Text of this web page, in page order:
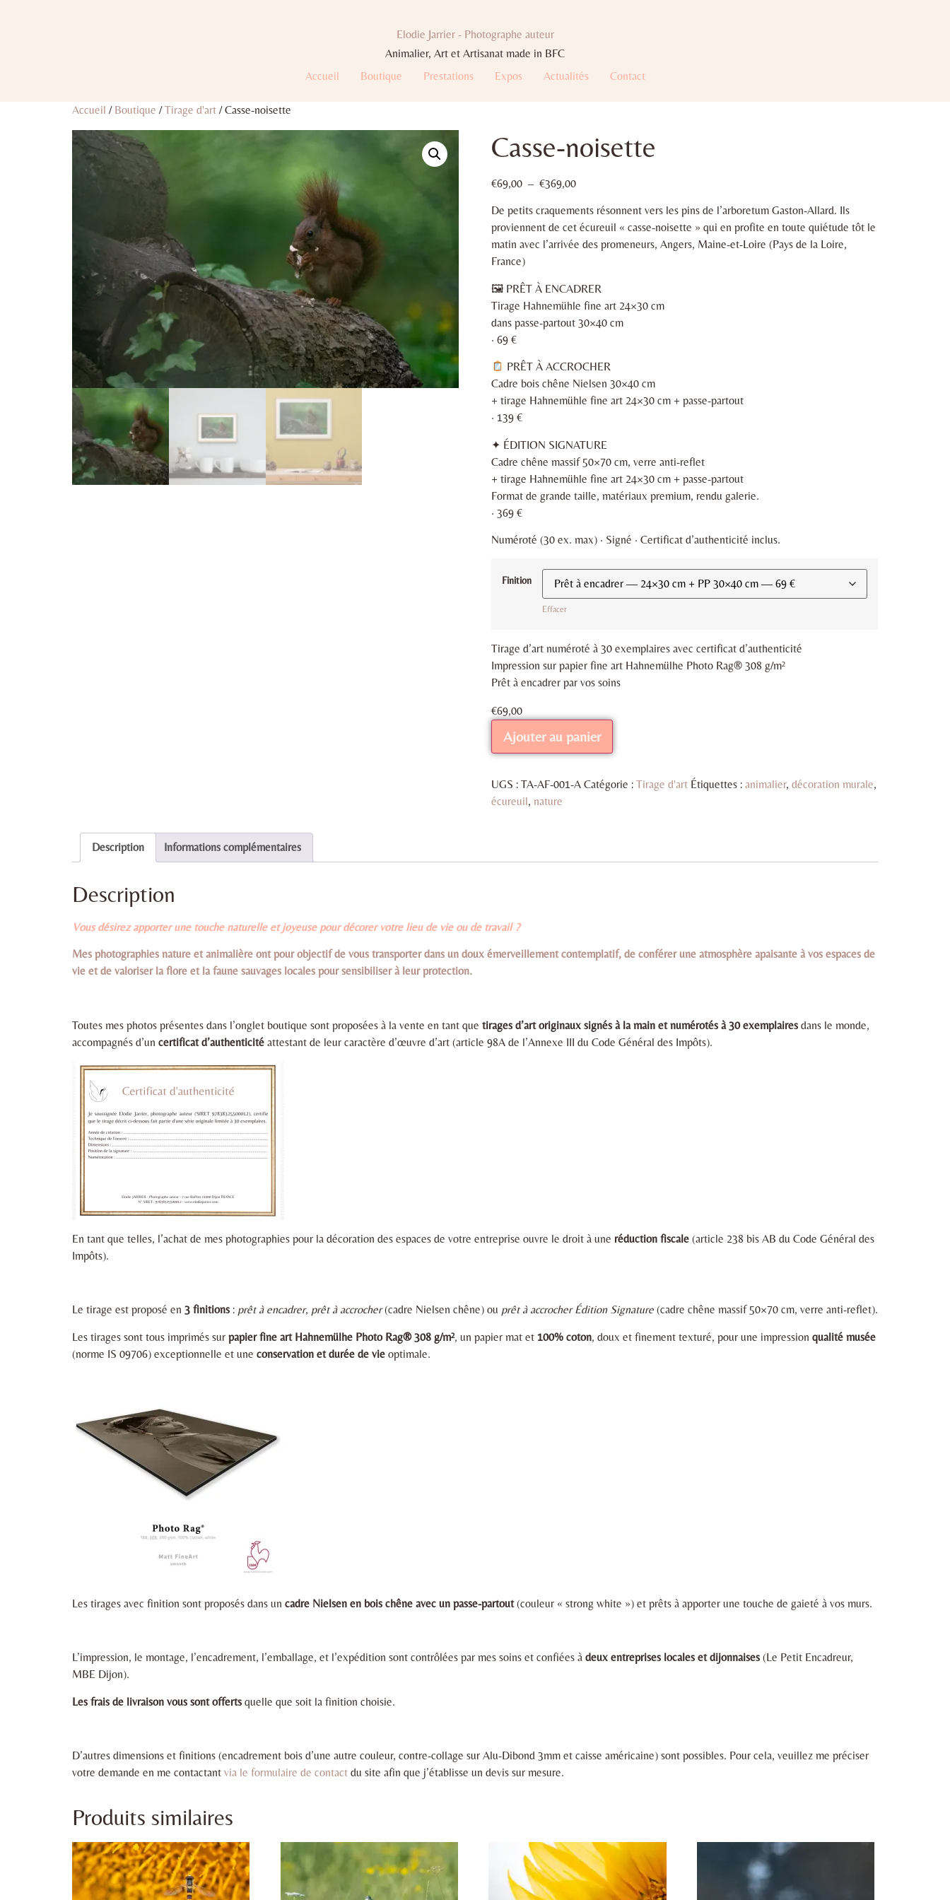
Elodie Jarrier - Photographe auteur
Animalier, Art et Artisanat made in BFC
Accueil
Boutique Prestations Expos Actualités Contact
Accueil / Boutique /Tirage d'art / Casse-noisette
Casse-noisette
€69,00 – €369,00
De petits craquements résonnent vers les pins de l’arboretum Gaston-Allard. Ils
proviennent de cet écureuil « casse-noisette » qui en profite en toute quiétude tôt le
matin avec l’arrivée des promeneurs, Angers, Maine-et-Loire (Pays de la Loire,
France)
🖼 PRÊT À ENCADRER
Tirage Hahnemühle fine art 24×30 cm
dans passe-partout 30×40 cm
· 69 €
PRÊT À ACCROCHER
Cadre bois chêne Nielsen 30×40 cm
+ tirage Hahnemühle fine art 24×30 cm + passe-partout
· 139 €
✦ ÉDITION SIGNATURE
Cadre chêne massif 50×70 cm, verre anti-reflet
+ tirage Hahnemühle fine art 24×30 cm + passe-partout
Format de grande taille, matériaux premium, rendu galerie.
· 369 €
Numéroté (30 ex. max) · Signé · Certificat d’authenticité inclus.
Finition
Effacer
Tirage d’art numéroté à 30 exemplaires avec certificat d’authenticité
Impression sur papier fine art Hahnemülhe Photo Rag® 308 g/m²
Prêt à encadrer par vos soins
€69,00
Ajouter au panier
UGS : TA-AF-001-A Catégorie : Tirage d'art Étiquettes : animalier, décoration murale,
écureuil, nature
Description Informations complémentaires
Description
Vous désirez apporter une touche naturelle et joyeuse pour décorer votre lieu de vie ou de travail ?
Mes photographies nature et animalière ont pour objectif de vous transporter dans un doux émerveillement contemplatif, de conférer une atmosphère apaisante à vos espaces de
vie et de valoriser la flore et la faune sauvages locales pour sensibiliser à leur protection.
Toutes mes photos présentes dans l’onglet boutique sont proposées à la vente en tant que tirages d’art originaux signés à la main et numérotés à 30 exemplaires dans le monde,
accompagnés d’un certificat d’authenticité attestant de leur caractère d’œuvre d’art (article 98A de l’Annexe III du Code Général des Impôts).
En tant que telles, l’achat de mes photographies pour la décoration des espaces de votre entreprise ouvre le droit à une réduction fiscale (article 238 bis AB du Code Général des
Impôts).
Le tirage est proposé en 3 finitions : prêt à encadrer, prêt à accrocher(cadre Nielsen chêne) ou prêt à accrocher Édition Signature (cadre chêne massif 50×70 cm, verre anti-reflet).
Les tirages sont tous imprimés sur papier fine art Hahnemülhe Photo Rag® 308 g/m², un papier mat et 100% coton, doux et finement texturé, pour une impression qualité musée
(norme IS 09706) exceptionnelle et une conservation et durée de vie optimale.
Les tirages avec finition sont proposés dans un cadre Nielsen en bois chêne avec un passe-partout(couleur « strong white ») et prêts à apporter une touche de gaieté à vos murs.
L’impression, le montage, l’encadrement, l’emballage, et l’expédition sont contrôlées par mes soins et confiées à deux entreprises locales et dijonnaises (Le Petit Encadreur,
MBE Dijon).
Les frais de livraison vous sont offerts quelle que soit la finition choisie.
D’autres dimensions et finitions (encadrement bois d’une autre couleur, contre-collage sur Alu-Dibond 3mm et caisse américaine) sont possibles. Pour cela, veuillez me préciser
votre demande en me contactant via le formulaire de contact du site afin que j’établisse un devis sur mesure.
Produits similaires